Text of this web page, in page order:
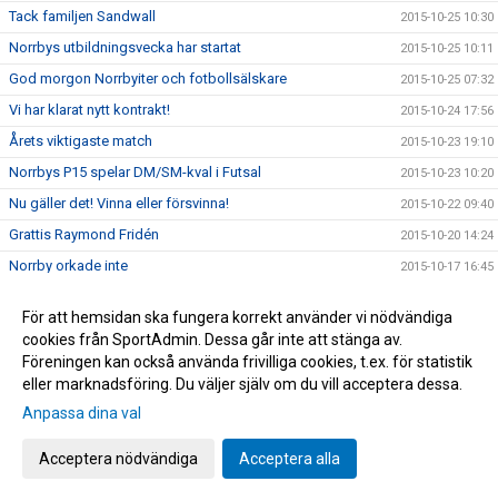
Tack familjen Sandwall 2015-10-25 10:30
Norrbys utbildningsvecka har startat 2015-10-25 10:11
God morgon Norrbyiter och fotbollsälskare 2015-10-25 07:32
Vi har klarat nytt kontrakt! 2015-10-24 17:56
Årets viktigaste match 2015-10-23 19:10
Norrbys P15 spelar DM/SM-kval i Futsal 2015-10-23 10:20
Nu gäller det! Vinna eller försvinna! 2015-10-22 09:40
Grattis Raymond Fridén 2015-10-20 14:24
Norrby orkade inte 2015-10-17 16:45
NORRBYGALAN DEN 28 NOVEMBER 2015-10-16 13:20
Zumban startar 18.30 idag 2015-10-14 13:53
BLIXTCUPEN 2015 2015-10-14 10:57
Supporterbuss till Oskarshamn
Träningar under utbildningsveckan
För att hemsidan ska fungera korrekt använder vi nödvändiga
cookies från SportAdmin. Dessa går inte att stänga av.
Föreningen kan också använda frivilliga cookies, t.ex. för statistik
eller marknadsföring. Du väljer själv om du vill acceptera dessa.
Anpassa dina val
Acceptera nödvändiga Acceptera alla